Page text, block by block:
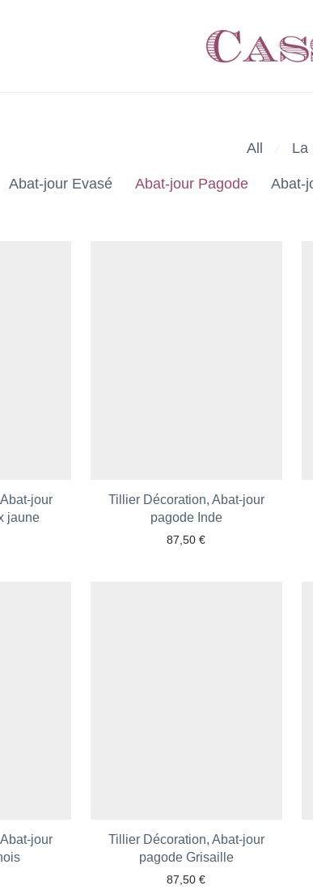
All La
Abat-jour Evasé Abat-jour Pagode Abat-
jour
jaune
Tillier Décoration, Abat-jour
pagode Inde
87,50€
jour
Tillier Décoration, Abat-jour
pagode Grisaille
87,50€